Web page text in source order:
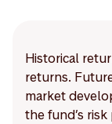
Historical
returns.
market
the fund’s